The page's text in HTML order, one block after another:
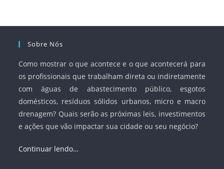
Sobre Nós
Como mostrar o que acontece e o que acontecerá para
os profissionais que trabalham direta ou indiretamente
com águas de abastecimento público, esgotos
domésticos, resíduos sólidos urbanos, micro e macro
drenagem? Quais serão as próximas leis, investimentos
e ações que vão impactar sua cidade ou seu negócio?
Continuar lendo…